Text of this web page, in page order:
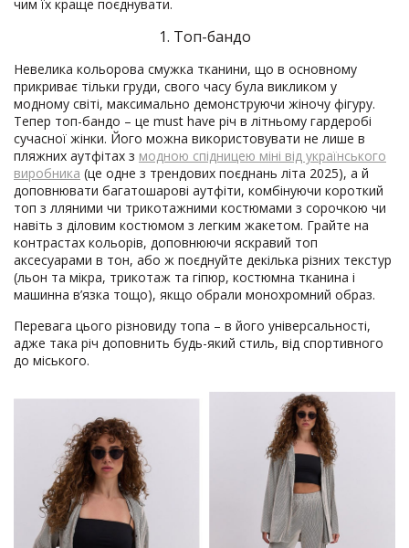
чим їх краще поєднувати.
1. Топ-бандо
Невелика кольорова смужка тканини, що в основному
прикриває тільки груди, свого часу була викликом у
модному світі, максимально демонструючи жіночу фігуру.
Тепер топ-бандо – це must have річ в літньому гардеробі
сучасної жінки. Його можна використовувати не лише в
пляжних аутфітах з модною спідницею міні від українського
виробника (це одне з трендових поєднань літа 2025), а й
доповнювати багатошарові аутфіти, комбінуючи короткий
топ з лляними чи трикотажними костюмами з сорочкою чи
навіть з діловим костюмом з легким жакетом. Грайте на
контрастах кольорів, доповнюючи яскравий топ
аксесуарами в тон, або ж поєднуйте декілька різних текстур
(льон та мікра, трикотаж та гіпюр, костюмна тканина і
машинна в’язка тощо), якщо обрали монохромний образ.
Перевага цього різновиду топа – в його універсальності,
адже така річ доповнить будь-який стиль, від спортивного
до міського.